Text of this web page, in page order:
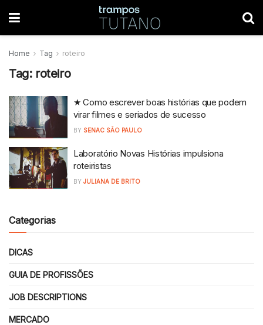
Home Tag roteiro
Tag: roteiro
★ Como escrever boas histórias que podem
virar filmes e seriados de sucesso
BY SENAC SÃO PAULO
Laboratório Novas Histórias impulsiona
roteiristas
BY JULIANA DE BRITO
Categorias
DICAS
GUIA DE PROFISSÕES
JOB DESCRIPTIONS
MERCADO